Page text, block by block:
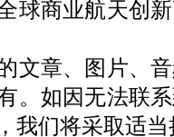
球商业航天创
章、图片、音
。如因无法联
我们将采取适